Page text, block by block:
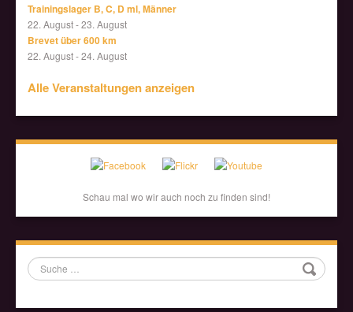
Trainingslager B, C, D ml, Männer
22. August-23. August
Brevet über 600 km
22. August-24. August
Alle Veranstaltungen anzeigen
Schau mal wo wir auch noch zu finden sind!
Suche